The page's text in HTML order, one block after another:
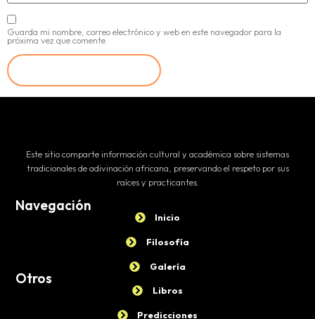
Guarda mi nombre, correo electrónico y web en este navegador para la
próxima vez que comente.
Este sitio comparte información cultural y académica sobre sistemas
tradicionales de adivinación africana, preservando el respeto por sus
raíces y practicantes.
Navegación
Inicio
Filosofía
Galería
Otros
Libros
Predicciones